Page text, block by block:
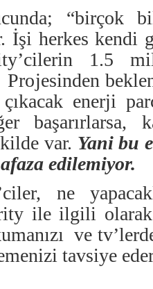
“birçok
İşi herkes kendi
1.5
çıkacak enerji
başarırlarsa,
var. Yani bu
edilemiyor.
ne
ile ilgili
ve
tavsiye